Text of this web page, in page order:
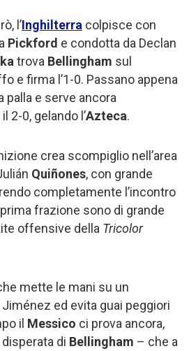
l’Inghilterra colpisce con
Pickford e condotta da Declan
trova Bellingham sul
e firma l’1-0. Passano appena
palla e serve ancora
2-0, gelando l’Azteca.
crea scompiglio nell’area
Quiñones, con grande
completamente l’incontro
frazione sono di grande
offensive della Tricolor
mette le mani su un
ed evita guai peggiori
il Messico ci prova ancora,
di Bellingham – che a